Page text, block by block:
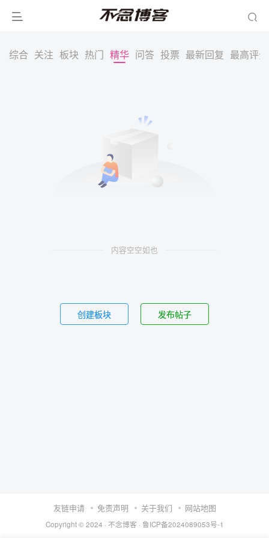
综合 关注 板块 热门 精华 问答 投票 最新回复 最高评分
内容空空如也
创建板块 发布帖子
友链申请 免责声明 关于我们 网站地图
Copyright © 2024 · 不念博客 · 鲁ICP备2024089053号-1